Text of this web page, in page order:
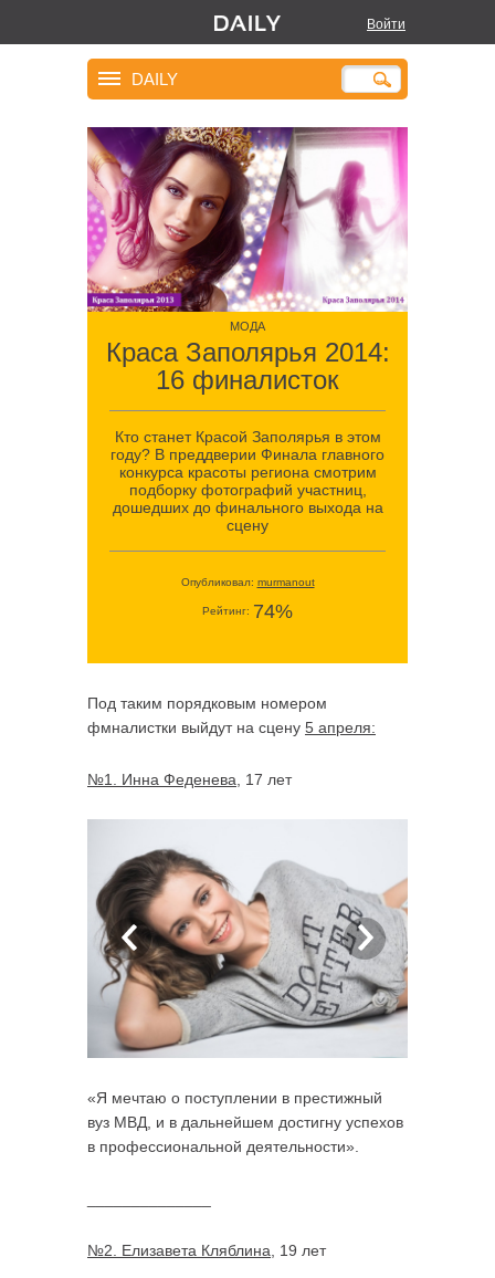
Войти
DAILY
МОДА
Краса Заполярья 2014:
16 финалисток
Кто станет Красой Заполярья в этом
году? В преддверии Финала главного
конкурса красоты региона смотрим
подборку фотографий участниц,
дошедших до финального выхода на
сцену
Опубликовал: murmanout
Рейтинг: 74%
Под таким порядковым номером
фмналистки выйдут на сцену 5 апреля:
№1. Инна Феденева , 17 лет
«Я мечтаю о поступлении в престижный
вуз МВД, и в дальнейшем достигну успехов
в профессиональной деятельности».
№2. Елизавета Кляблина , 19 лет